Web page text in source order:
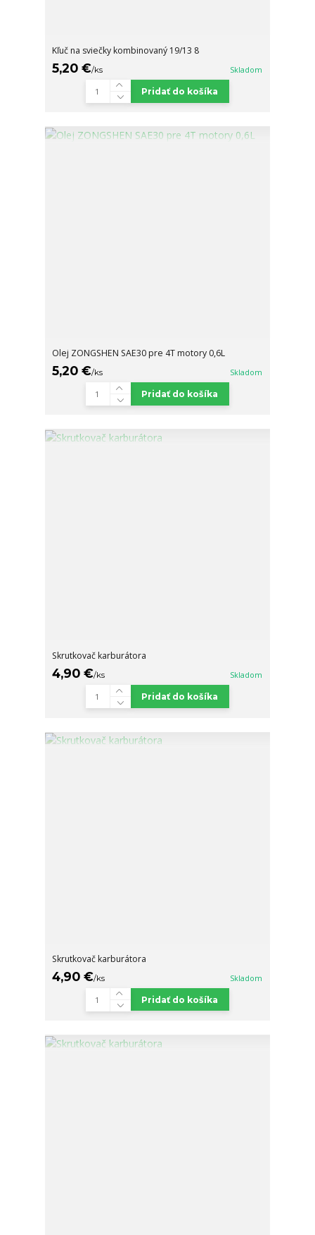
Kľuč na sviečky kombinovaný 19/13 8
5,20 €/ks Skladom
Pridať do košíka
Olej ZONGSHEN SAE30 pre 4T motory 0,6L
5,20 €/ks Skladom
Pridať do košíka
Skrutkovač karburátora
4,90 €/ks Skladom
Pridať do košíka
Skrutkovač karburátora
4,90 €/ks Skladom
Pridať do košíka